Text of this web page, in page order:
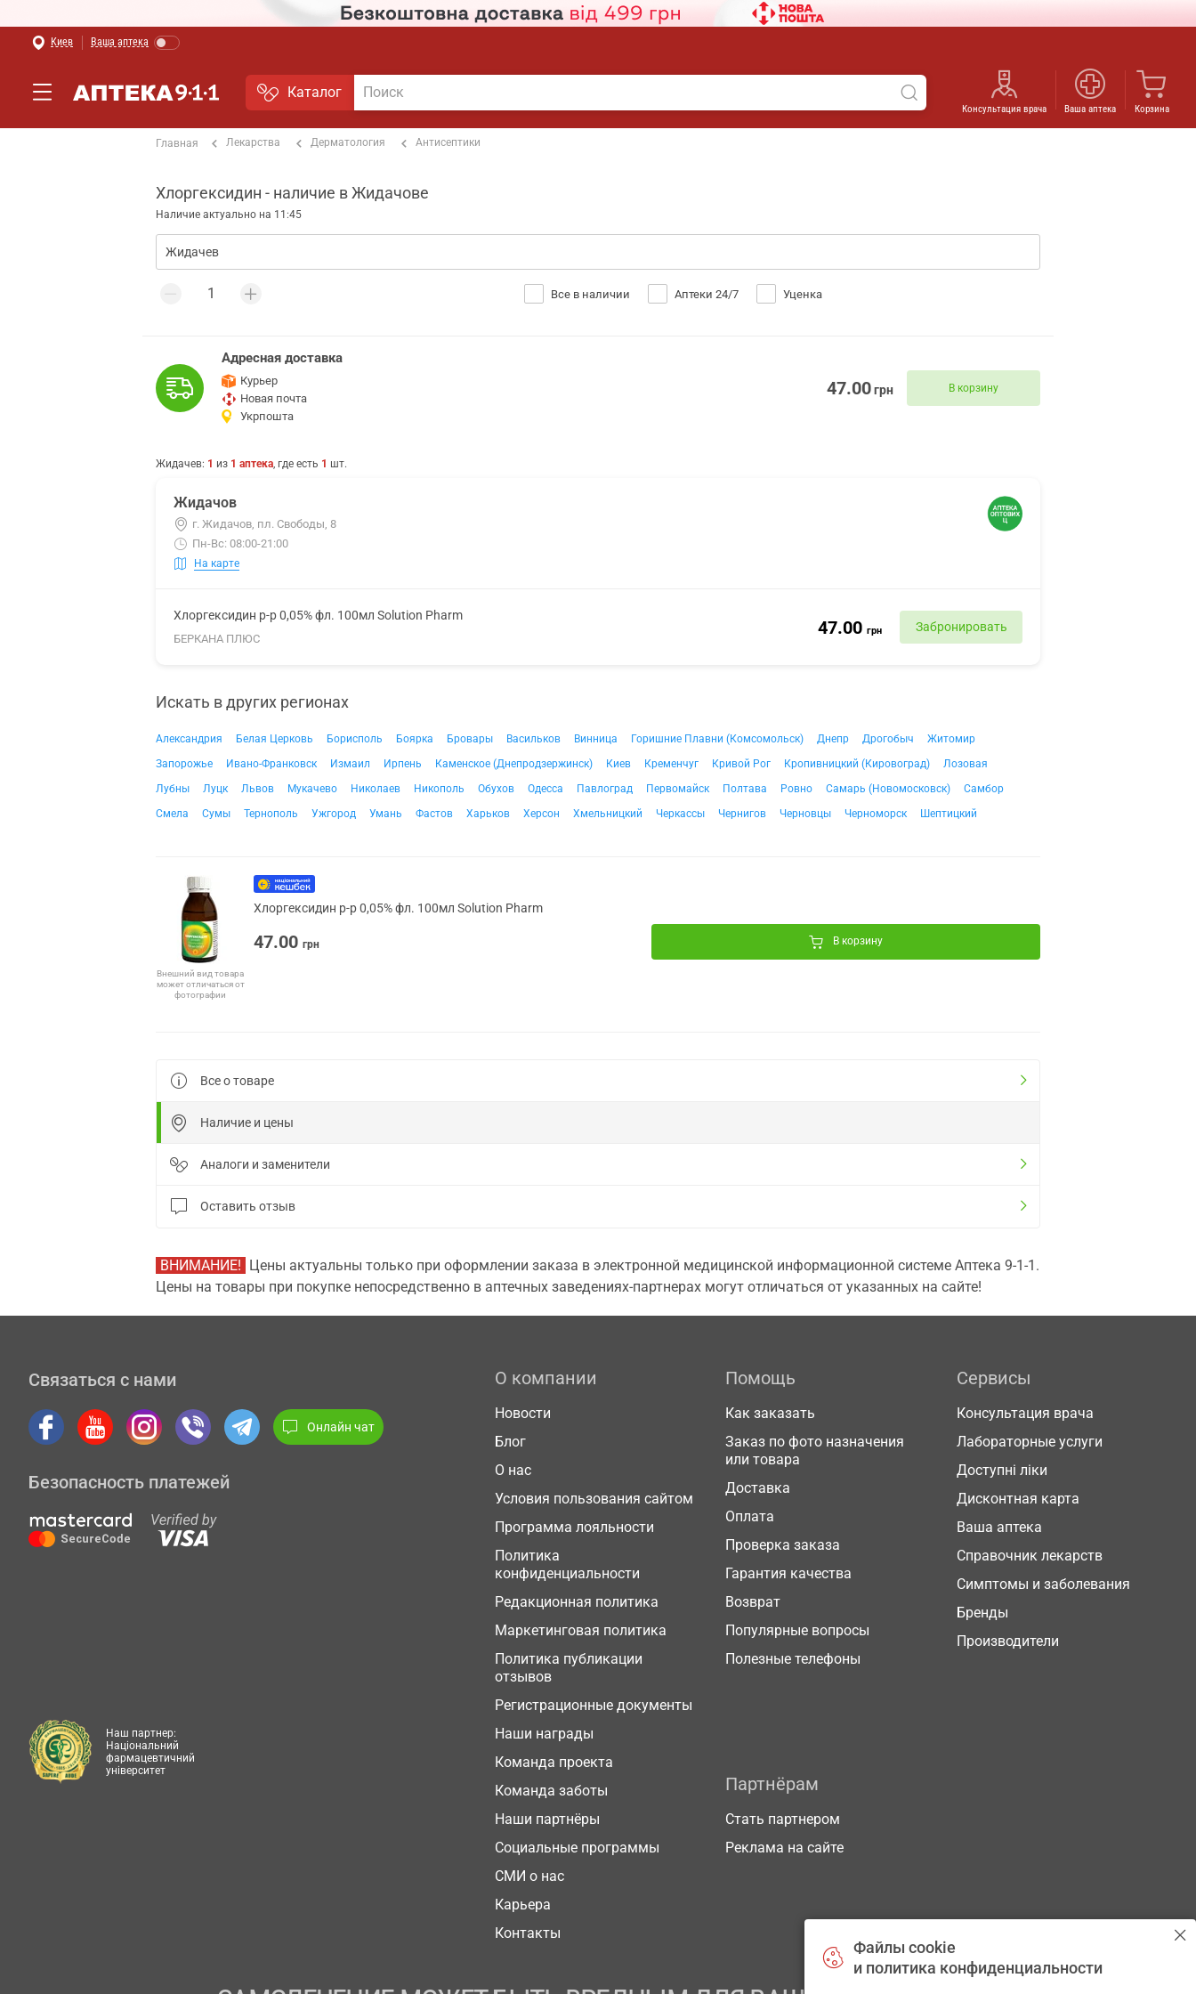
Киев Ваша аптека
Каталог
Консультация врача Ваша аптека Корзина
Главная Лекарства Дерматология Антисептики
Хлоргексидин - наличие в Жидачове
Наличие актуально на 11:45
Все в наличии Аптеки 24/7 Уценка
Адресная доставка
Курьер
Новая почта
Укрпошта
47.00грн В корзину
Жидачев: 1 из 1 аптека, где есть 1 шт.
Жидачов
г. Жидачов, пл. Свободы, 8
Пн-Вс: 08:00-21:00
На карте
Хлоргексидин р-р 0,05% фл. 100мл Solution Pharm
БЕРКАНА ПЛЮС
47.00 грн Забронировать
Искать в других регионах
Александрия Белая Церковь Борисполь Боярка Бровары Васильков Винница Горишние Плавни (Комсомольск) Днепр Дрогобыч
Житомир
Запорожье
Ивано-Франковск Измаил Ирпень Каменское (Днепродзержинск) Киев Кременчуг Кривой Рог Кропивницкий (Кировоград)
Лозовая
Лубны
Луцк Львов Мукачево Николаев Никополь Обухов Одесса Павлоград Первомайск Полтава Ровно Самарь (Новомосковск)
Самбор
Смела
Сумы Тернополь Ужгород Умань Фастов Харьков Херсон Хмельницкий Черкассы Чернигов Черновцы Черноморск Шептицкий
Внешний вид товара
может отличаться от
фотографии
Хлоргексидин р-р 0,05% фл. 100мл Solution Pharm
47.00 грн В корзину
Все о товаре
Наличие и цены
Аналоги и заменители
Оставить отзыв
ВНИМАНИЕ! Цены актуальны только при оформлении заказа в электронной медицинской информационной системе Аптека 9-1-1.
Цены на товары при покупке непосредственно в аптечных заведениях-партнерах могут отличаться от указанных на сайте!
Связаться с нами
Онлайн чат
Безопасность платежей
О компании
Новости
Блог
О нас
Условия пользования сайтом
Программа лояльности
Политика
конфиденциальности
Редакционная политика
Маркетинговая политика
Политика публикации
отзывов
Регистрационные документы
Наши награды
Команда проекта
Команда заботы
Наши партнёры
Социальные программы
СМИ о нас
Карьера
Контакты
Помощь
Как заказать
Заказ по фото назначения
или товара
Доставка
Оплата
Проверка заказа
Гарантия качества
Возврат
Популярные вопросы
Полезные телефоны
Сервисы
Консультация врача
Лабораторные услуги
Доступні ліки
Дисконтная карта
Ваша аптека
Справочник лекарств
Симптомы и заболевания
Бренды
Производители
Партнёрам
Стать партнером
Реклама на сайте
Наш партнер:
Національний
фармацевтичний
університет
Файлы cookie
и политика конфиденциальности